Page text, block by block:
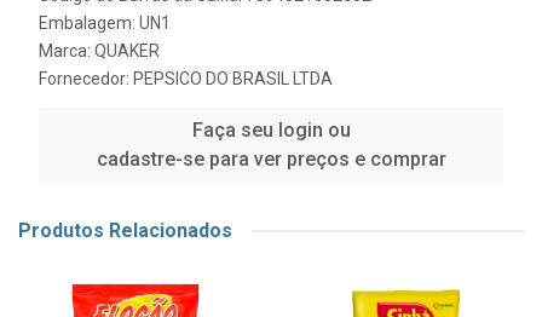
Embalagem: UN1
Marca: QUAKER
Fornecedor: PEPSICO DO BRASIL LTDA
Faça seu login ou
cadastre-se para ver preços e comprar
Produtos Relacionados